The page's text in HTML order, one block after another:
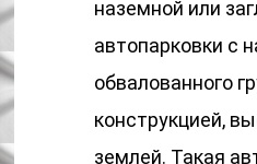
наземной или
автопарковки с
обвалованного
конструкцией,
землей. Такая